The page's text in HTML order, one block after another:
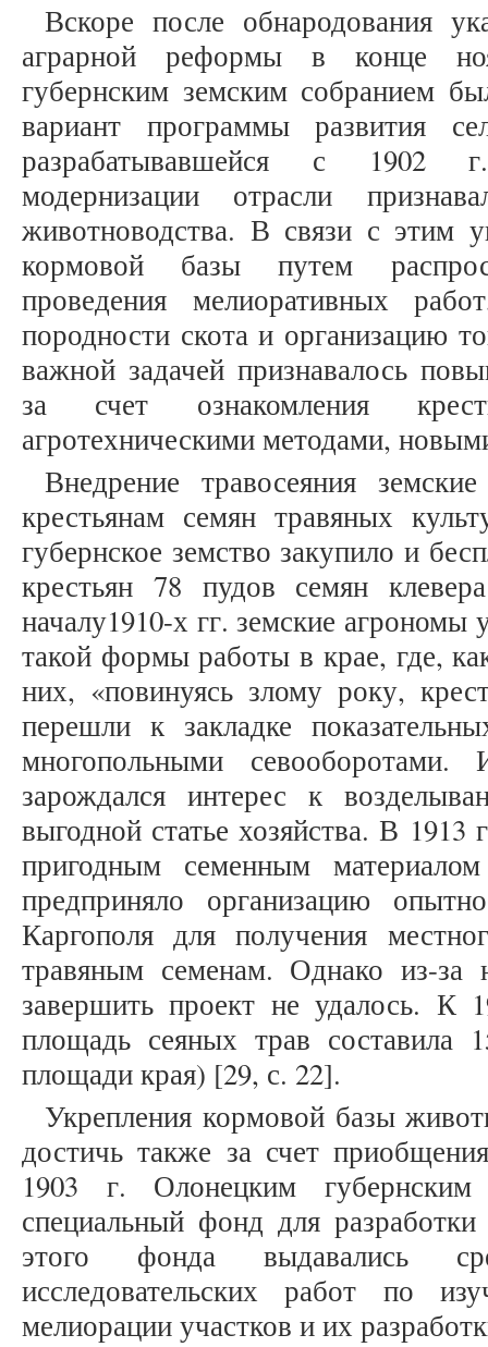
Вскоре после обнародования
аграрной реформы в конце
губернским земским собранием
вариант программы развития
разрабатывавшейся с 1902
модернизации отрасли
животноводства. В связи с этим
кормовой базы путем
проведения мелиоративных
породности скота и организацию
важной задачей признавалось
за счет ознакомления
агротехническими методами,
Внедрение травосеяния
крестьянам семян травяных
губернское земство закупило и
крестьян 78 пудов семян
началу1910-х гг. земские агрономы
такой формы работы в крае, где,
них, «повинуясь злому року,
перешли к закладке
многопольными
зарождался интерес к
выгодной статье хозяйства. В 1913
пригодным семенным
предприняло организацию
Каргополя для получения
травяным семенам. Однако из-за
завершить проект не удалось. К
площадь сеяных трав составила
площади края) [29, с. 22].
Укрепления кормовой базы
достичь также за счет
1903 г. Олонецким
специальный фонд для
этого фонда выдавались
исследовательских работ по
мелиорации участков и их